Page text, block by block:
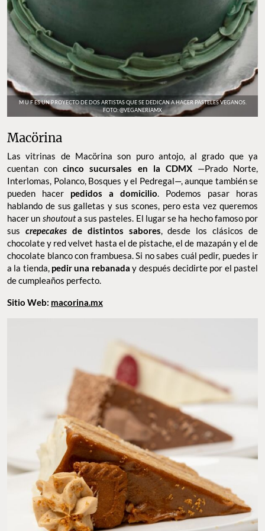
M U F ES UN PROYECTO DE DOS ARTISTAS QUE SE DEDICAN A HACER PASTELES VEGANOS.
FOTO: @VEGANERIAMX
Macörina
Las vitrinas de Macörina son puro antojo, al grado que ya
cuentan concinco sucursales en la CDMX—Prado Norte,
Interlomas, Polanco, Bosques y el Pedregal—, aunque también se
pueden hacer pedidos a domicilio. Podemos pasar horas
hablando de sus galletas y sus scones, pero esta vez queremos
hacer un shoutouta sus pasteles. El lugar se ha hecho famoso por
sus crepecakesde distintos sabores, desde los clásicos de
chocolate y red velvet hasta el de pistache, el de mazapán y el de
chocolate blanco con frambuesa. Si no sabes cuál pedir, puedes ir
a la tienda, pedir una rebanada y después decidirte por el pastel
de cumpleaños perfecto.
Sitio Web: macorina.mx